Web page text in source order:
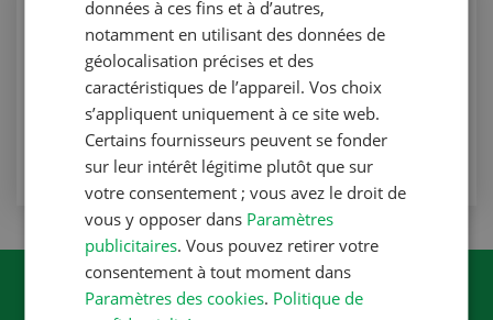
Production animale
Engraissement de génisses
Production animale
VERS L'ARTICLE
données à ces fins et à d’autres,
notamment en utilisant des données de
géolocalisation précises et des
caractéristiques de l’appareil. Vos choix
s’appliquent uniquement à ce site web.
Certains fournisseurs peuvent se fonder
sur leur intérêt légitime plutôt que sur
votre consentement ; vous avez le droit de
vous y opposer dans Paramètres
publicitaires. Vous pouvez retirer votre
consentement à tout moment dans
Paramètres des cookies. Politique de